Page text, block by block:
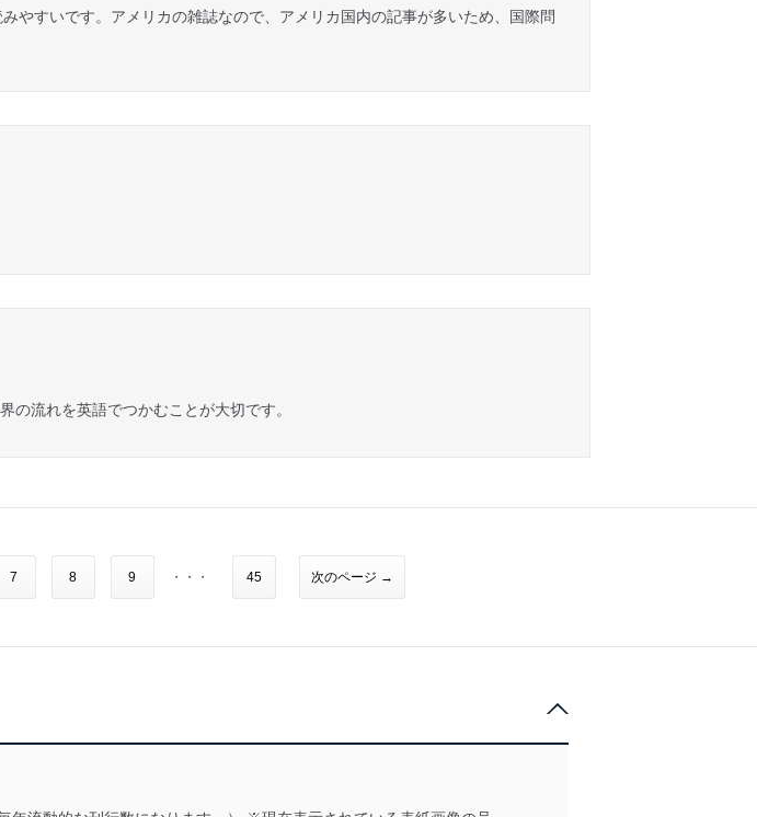
やすいです。アメリカの雑誌なので、アメリカ国内の記事が多いため、国際問
の流れを英語でつかむことが大切です。
7 8 9 ・・・ 45 次のページ →